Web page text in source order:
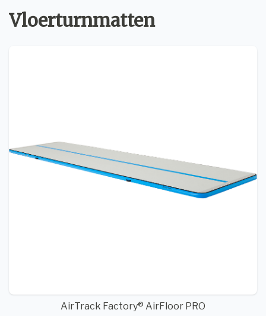
Vloerturnmatten
AirTrack Factory® AirFloor PRO